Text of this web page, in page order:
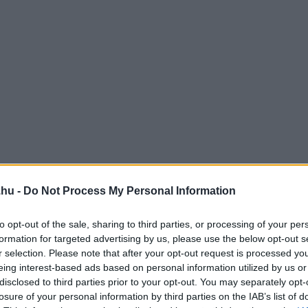
- Do Not Process My Personal Information
opt-out of the sale, sharing to third parties, or processing of your
for targeted advertising by us, please use the below opt-out
selection. Please note that after your opt-out request is processed
interest-based ads based on personal information utilized by us
to third parties prior to your opt-out. You may separately
of your personal information by third parties on the IAB’s list of
tartalmaz és nagyon változatosan lehet
is tökéletes, tej helyett kerülhet müzlire,
húspácnak és salátaöntetként is fel lehet
közé tartozik, hogy serkenti a bélrendszer
de még más pozitívum is írható a számlájára.